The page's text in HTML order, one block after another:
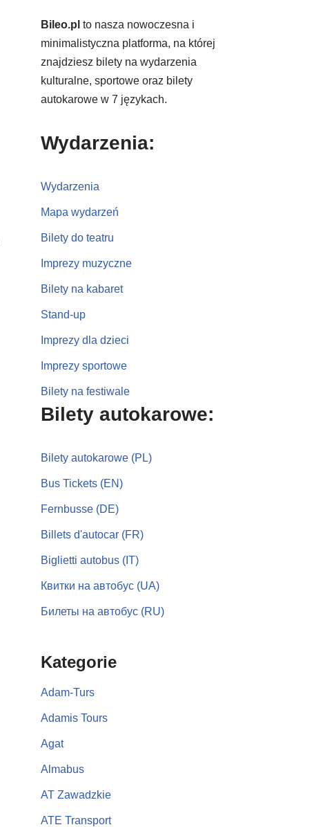
Bileo.pl to nasza nowoczesna i
minimalistyczna platforma, na której
znajdziesz bilety na wydarzenia
kulturalne, sportowe oraz bilety
autokarowe w 7 językach.
Wydarzenia:
Wydarzenia
Mapa wydarzeń
Bilety do teatru
Imprezy muzyczne
Bilety na kabaret
Stand-up
Imprezy dla dzieci
Imprezy sportowe
Bilety na festiwale
Bilety autokarowe:
Bilety autokarowe (PL)
Bus Tickets (EN)
Fernbusse (DE)
Billets d'autocar (FR)
Biglietti autobus (IT)
Квитки на автобус (UA)
Билеты на автобус (RU)
Kategorie
Adam-Turs
Adamis Tours
Agat
Almabus
AT Zawadzkie
ATE Transport